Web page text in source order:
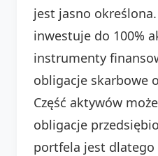
jest jasno
inwestuje do 100%
instrumenty
obligacje skarbowe
Część aktywów
obligacje
portfela jest dlatego